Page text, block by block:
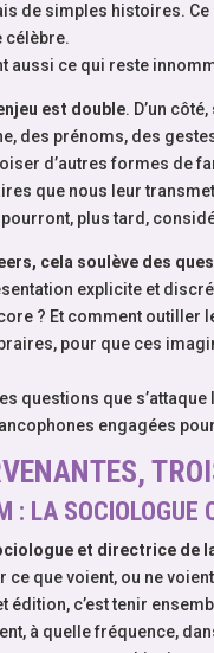
de simples histoires.
célèbre.
aussi ce qui reste
est double. D’un côté,
des prénoms, des
d’autres formes de
que nous leur
pourront, plus tard,
cela soulève des
explicite et
? Et comment
pour que ces
questions que
engagées
: LA SOCIOLOGUE
et directrice de
ce que voient, ou ne
édition, c’est tenir
à quelle fréquence,